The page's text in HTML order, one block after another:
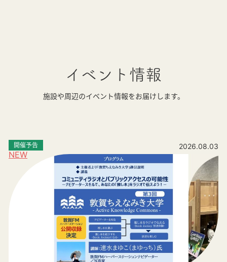
イベント情報
施設や周辺のイベント情報をお届けします。
NEW
開催予告 2026.08.03